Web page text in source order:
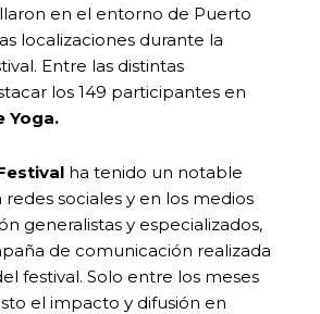
en el entorno de Puerto
localizaciones durante la
Entre las distintas
los 149 participantes en
Yoga.
ha tenido un notable
sociales y en los medios
generalistas y especializados,
de comunicación realizada
festival. Solo entre los meses
el impacto y difusión en